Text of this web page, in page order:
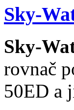
Sky-
Sky-
rovnač
50ED a